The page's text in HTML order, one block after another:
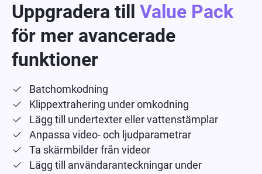
Uppgradera till Value Pack
för mer avancerade
funktioner
Batchomkodning
Klippextrahering under omkodning
Lägg till undertexter eller vattenstämplar
Anpassa video- och ljudparametrar
Ta skärmbilder från videor
Lägg till användaranteckningar under